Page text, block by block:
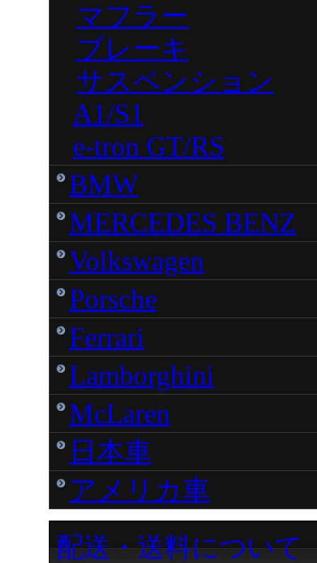
マフラー
ブレーキ
サスペンション
A1/S1
e-tron GT/RS
BMW
MERCEDES BENZ
Volkswagen
Porsche
Ferrari
Lamborghini
McLaren
日本車
アメリカ車
配送・送料について